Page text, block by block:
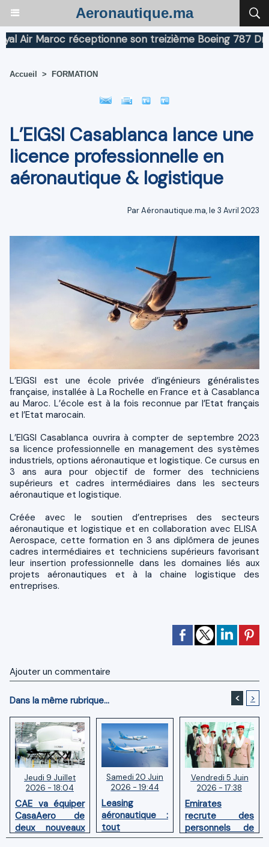
Aeronautique.ma
Maroc réceptionne son treizième Boeing 787
Accueil > FORMATION
L’EIGSI Casablanca lance une
licence professionnelle en
aéronautique & logistique
Par Aéronautique.ma, le 3 Avril 2023
L’EIGSI est une école privée d’ingénieurs généralistes
française, installée à La Rochelle en France et à Casablanca
au Maroc. L’école est à la fois reconnue par l’Etat français
et l’Etat marocain.
L’EIGSI Casablanca ouvrira à compter de septembre 2023
sa licence professionnelle en management des systèmes
industriels, options aéronautique et logistique. Ce cursus en
3 ans aura pour objectif de former des techniciens
supérieurs et cadres intermédiaires dans les secteurs
aéronautique et logistique.
Créée avec le soutien d’entreprises des secteurs
aéronautique et logistique et en collaboration avec ELISA
Aerospace, cette formation en 3 ans diplômera de jeunes
cadres intermédiaires et techniciens supérieurs favorisant
leur insertion professionnelle dans les domaines liés aux
projets aéronautiques et à la chaine logistique des
entreprises.
Ajouter un commentaire
Dans la même rubrique... < >
Jeudi 9 Juillet
2026 - 18:04
CAE va équiper
CasaAero de
deux nouveaux
simulateurs de
Samedi 20 Juin
2026 - 19:44
Leasing
aéronautique :
tout
comprendre sur
Vendredi 5 Juin
2026 - 17:38
Emirates
recrute des
personnels de
cabine au Maroc